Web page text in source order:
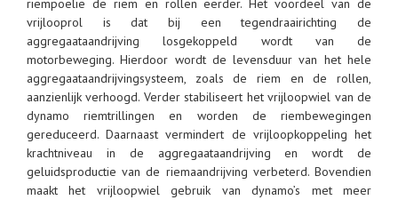
riempoelie de riem en rollen eerder. Het voordeel van de
vrijlooprol is dat bij een tegendraairichting de
aggregaataandrijving losgekoppeld wordt van de
motorbeweging. Hierdoor wordt de levensduur van het hele
aggregaataandrijvingsysteem, zoals de riem en de rollen,
aanzienlijk verhoogd. Verder stabiliseert het vrijloopwiel van de
dynamo riemtrillingen en worden de riembewegingen
gereduceerd. Daarnaast vermindert de vrijloopkoppeling het
krachtniveau in de aggregaataandrijving en wordt de
geluidsproductie van de riemaandrijving verbeterd. Bovendien
maakt het vrijloopwiel gebruik van dynamo’s met meer